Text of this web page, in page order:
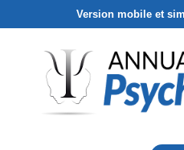
Version mobile et